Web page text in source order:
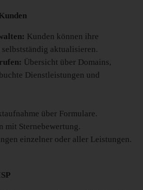
Kunden können ihre
aktualisieren.
Übersicht über Domains,
Dienstleistungen und
über Formulare.
mit Sternebewertung.
einzelner oder aller Leistungen.